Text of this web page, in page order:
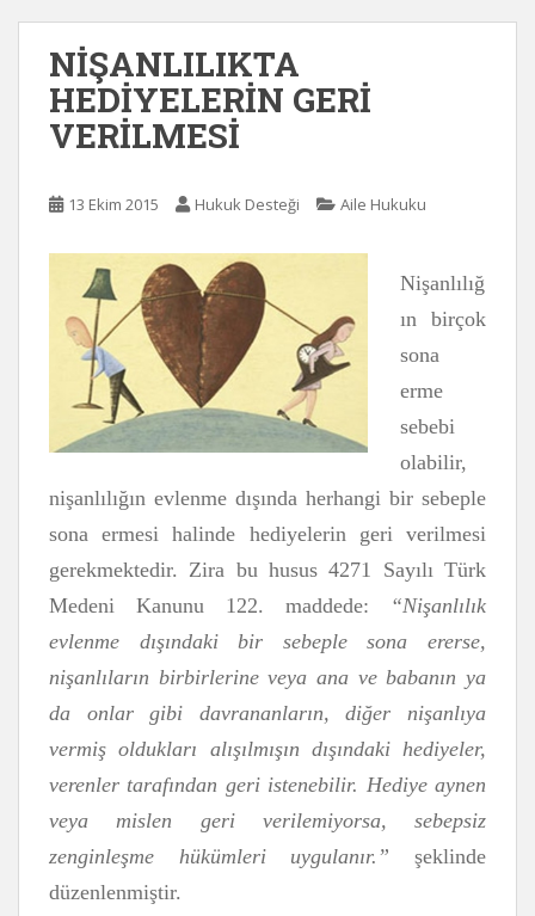
NİŞANLILIKTA
HEDİYELERİN GERİ
VERİLMESİ
13 Ekim 2015 Hukuk Desteği Aile Hukuku
Nişanlılığ
ın birçok
sona
erme
sebebi
olabilir,
nişanlılığın evlenme dışında herhangi bir sebeple
sona ermesi halinde hediyelerin geri verilmesi
gerekmektedir. Zira bu husus 4271 Sayılı Türk
Medeni Kanunu 122. maddede: “Nişanlılık
evlenme dışındaki bir sebeple sona ererse,
nişanlıların birbirlerine veya ana ve babanın ya
da onlar gibi davrananların, diğer nişanlıya
vermiş oldukları alışılmışın dışındaki hediyeler,
verenler tarafından geri istenebilir. Hediye aynen
veya mislen geri verilemiyorsa, sebepsiz
zenginleşme hükümleri uygulanır.” şeklinde
düzenlenmiştir.